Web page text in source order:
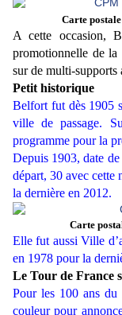
Carte
A cette occasion,
promotionnelle de
sur de multi-supports
Petit historique
Belfort fut dès 1905
ville de passage.
programme pour la
Depuis 1903, date
départ, 30 avec
la dernière en 2012.
Carte
Elle fut aussi Ville
en 1978 pour la
Le Tour de France
Pour les 100 ans du
couleur pour